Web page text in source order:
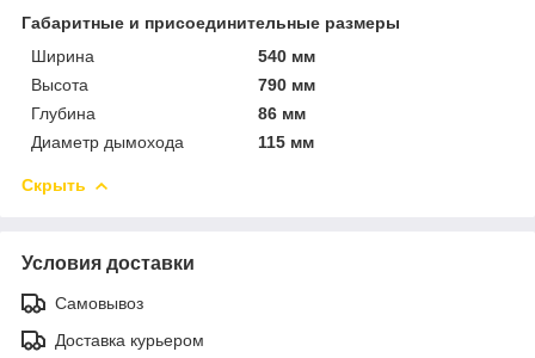
Габаритные и присоединительные размеры
Ширина
540 мм
Высота
790 мм
Глубина
86 мм
Диаметр дымохода
115 мм
Скрыть
Условия доставки
Самовывоз
Доставка курьером